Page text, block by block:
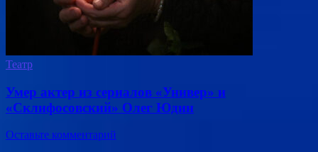
Театр
Умер актер из сериалов «Универ» и
«Склифосовский» Олег Юдин
Оставьте комментарий